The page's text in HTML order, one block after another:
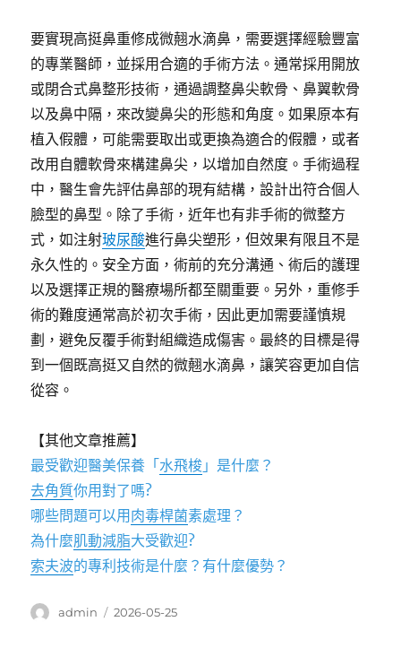
要實現高挺鼻重修成微翹水滴鼻，需要選擇經驗豐富
的專業醫師，並採用合適的手術方法。通常採用開放
或閉合式鼻整形技術，通過調整鼻尖軟骨、鼻翼軟骨
以及鼻中隔，來改變鼻尖的形態和角度。如果原本有
植入假體，可能需要取出或更換為適合的假體，或者
改用自體軟骨來構建鼻尖，以增加自然度。手術過程
中，醫生會先評估鼻部的現有結構，設計出符合個人
臉型的鼻型。除了手術，近年也有非手術的微整方
式，如注射玻尿酸進行鼻尖塑形，但效果有限且不是
永久性的。安全方面，術前的充分溝通、術后的護理
以及選擇正規的醫療場所都至關重要。另外，重修手
術的難度通常高於初次手術，因此更加需要謹慎規
劃，避免反覆手術對組織造成傷害。最終的目標是得
到一個既高挺又自然的微翹水滴鼻，讓笑容更加自信
從容。
【其他文章推薦】
最受歡迎醫美保養「水飛梭 」是什麼？
去角質你用對了嗎?
哪些問題可以用 肉毒桿菌素處理？
為什麼肌動減脂大受歡迎?
索夫波的專利技術是什麼？有什麼優勢？
作
admin
發
2026-05-25